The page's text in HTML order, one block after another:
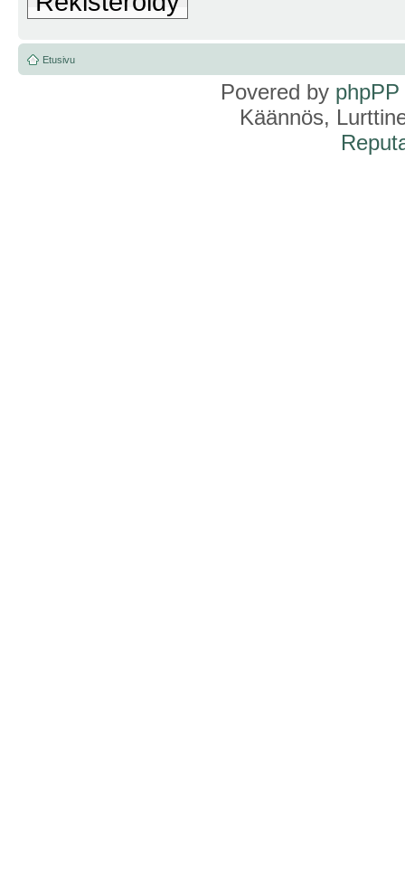
Etusivu
Povered by phpPP
Käännös,